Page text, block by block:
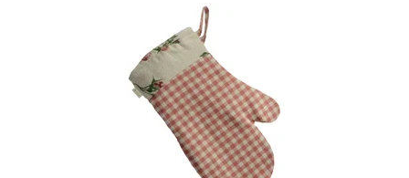
Praktická kuchyňská chňapka pomůže i s tou
nejnáročnější hostinou, a navíc ochrání vaše ruce před
nechtěným popálením. Vnitřní izolační vrstva...